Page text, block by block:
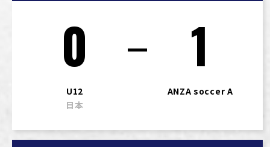
0
U12
日本
1
ANZA soccer A